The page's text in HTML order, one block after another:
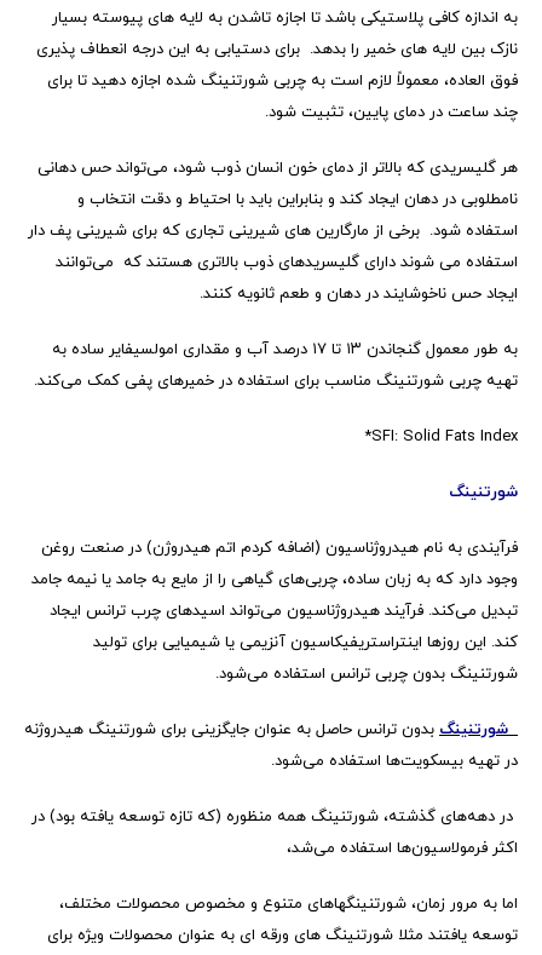
به اندازه کافی پلاستیکی باشد تا اجازه تاشدن به لایه های پیوسته بسیار
نازک بین لایه های خمیر را بدهد. برای دستیابی به این درجه انعطاف پذیری
فوق العاده، معمولاً لازم است به چربی شورتنینگ شده اجازه دهید تا برای
چند ساعت در دمای پایین، تثبیت شود.
هر گلیسریدی که بالاتر از دمای خون انسان ذوب شود، می‌تواند حس دهانی
نامطلوبی در دهان ایجاد کند و بنابراین باید با احتیاط و دقت انتخاب و
استفاده شود. برخی از مارگارین های شیرینی تجاری که برای شیرینی پف دار
استفاده می شوند دارای گلیسریدهای ذوب بالاتری هستند که می‌توانند
ایجاد حس ناخوشایند در دهان و طعم ثانویه کنند.
به طور معمول گنجاندن ۱۳ تا ۱۷ درصد آب و مقداری امولسیفایر ساده به
تهیه چربی شورتنینگ مناسب برای استفاده در خمیرهای پفی کمک می‌کند.
*SFI: Solid Fats Index
شورتنینگ
فرآیندی به نام هیدروژناسیون (اضافه کردم اتم هیدروژن) در صنعت روغن
وجود دارد که به زبان ساده، چربی‌های گیاهی را از مایع به جامد یا نیمه جامد
تبدیل می‌کند. فرآیند هیدروژناسیون می‌تواند اسیدهای چرب ترانس ایجاد
کند. این روزها اینتراستریفیکاسیون آنزیمی یا شیمیایی برای تولید
شورتنینگ بدون چربی ترانس استفاده می‌شود.
شورتنینگ بدون ترانس حاصل به عنوان جایگزینی برای شورتنینگ هیدروژنه
در تهیه بیسکویت‌ها استفاده می‌شود.
در دهه‌های گذشته، شورتنینگ همه منظوره (که تازه توسعه یافته بود) در
اکثر فرمولاسیون‌ها استفاده می‌شد،
اما به مرور زمان، شورتنینگهاهای متنوع و مخصوص محصولات مختلف،
توسعه یافتند مثلا شورتنینگ های ورقه ای به عنوان محصولات ویژه برای